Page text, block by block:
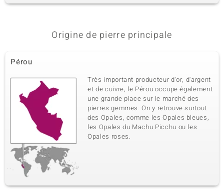
Origine de pierre principale
Pérou
Très important producteur d'or, d'argent
et de cuivre, le Pérou occupe également
une grande place sur le marché des
pierres gemmes. On y retrouve surtout
des Opales, comme les Opales bleues,
les Opales du Machu Picchu ou les
Opales roses.